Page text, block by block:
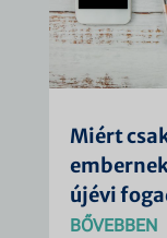
Miért
újévi
BŐVEBBEN